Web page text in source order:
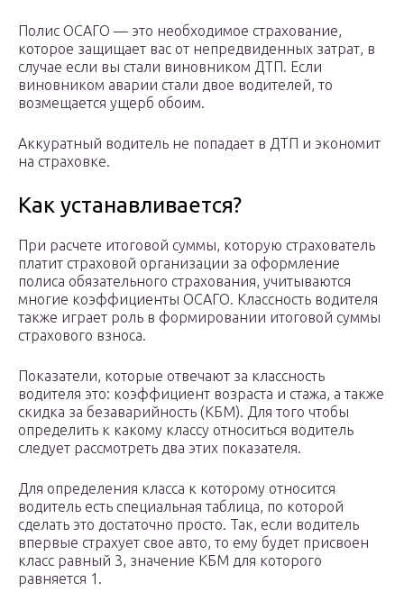
Полис ОСАГО — это необходимое страхование,
которое защищает вас от непредвиденных затрат, в
случае если вы стали виновником ДТП. Если
виновником аварии стали двое водителей, то
возмещается ущерб обоим.
Аккуратный водитель не попадает в ДТП и экономит
на страховке.
Как устанавливается?
При расчете итоговой суммы, которую страхователь
платит страховой организации за оформление
полиса обязательного страхования, учитываются
многие коэффициенты ОСАГО. Классность водителя
также играет роль в формировании итоговой суммы
страхового взноса.
Показатели, которые отвечают за классность
водителя это: коэффициент возраста и стажа, а также
скидка за безаварийность (КБМ). Для того чтобы
определить к какому классу относиться водитель
следует рассмотреть два этих показателя.
Для определения класса к которому относится
водитель есть специальная таблица, по которой
сделать это достаточно просто. Так, если водитель
впервые страхует свое авто, то ему будет присвоен
класс равный 3, значение КБМ для которого
равняется 1.